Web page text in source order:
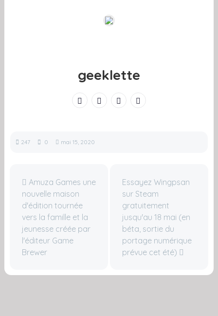
geeklette
247 0 mai 15, 2020
Amuza Games une
nouvelle maison
d'édition tournée
vers la famille et la
jeunesse créée par
l'éditeur Game
Brewer
Essayez Wingpsan
sur Steam
gratuitement
jusqu'au 18 mai (en
béta, sortie du
portage numérique
prévue cet été)